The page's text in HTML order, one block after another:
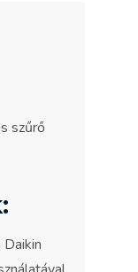
szűrő